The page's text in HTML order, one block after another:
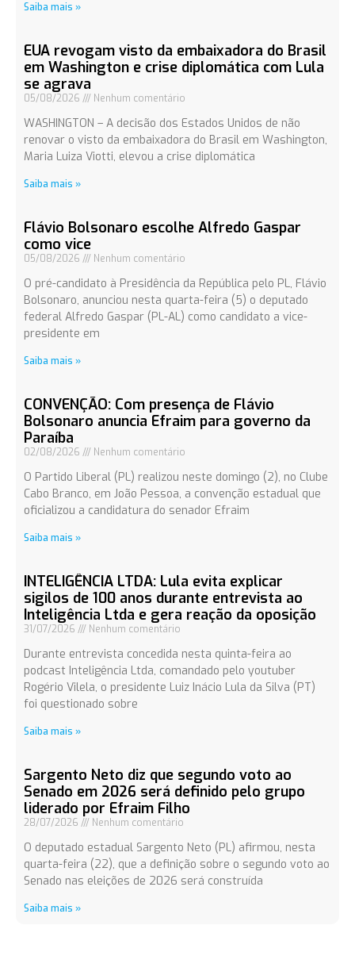
Saiba mais »
EUA revogam visto da embaixadora do Brasil
em Washington e crise diplomática com Lula
se agrava
05/08/2026 Nenhum comentário
WASHINGTON – A decisão dos Estados Unidos de não
renovar o visto da embaixadora do Brasil em Washington,
Maria Luiza Viotti, elevou a crise diplomática
Saiba mais »
Flávio Bolsonaro escolhe Alfredo Gaspar
como vice
05/08/2026 Nenhum comentário
O pré-candidato à Presidência da República pelo PL, Flávio
Bolsonaro, anunciou nesta quarta-feira (5) o deputado
federal Alfredo Gaspar (PL-AL) como candidato a vice-
presidente em
Saiba mais »
CONVENÇÃO: Com presença de Flávio
Bolsonaro anuncia Efraim para governo da
Paraíba
02/08/2026 Nenhum comentário
O Partido Liberal (PL) realizou neste domingo (2), no Clube
Cabo Branco, em João Pessoa, a convenção estadual que
oficializou a candidatura do senador Efraim
Saiba mais »
INTELIGÊNCIA LTDA: Lula evita explicar
sigilos de 100 anos durante entrevista ao
Inteligência Ltda e gera reação da oposição
31/07/2026 Nenhum comentário
Durante entrevista concedida nesta quinta-feira ao
podcast Inteligência Ltda, comandado pelo youtuber
Rogério Vilela, o presidente Luiz Inácio Lula da Silva (PT)
foi questionado sobre
Saiba mais »
Sargento Neto diz que segundo voto ao
Senado em 2026 será definido pelo grupo
liderado por Efraim Filho
28/07/2026 Nenhum comentário
O deputado estadual Sargento Neto (PL) afirmou, nesta
quarta-feira (22), que a definição sobre o segundo voto ao
Senado nas eleições de 2026 será construída
Saiba mais »